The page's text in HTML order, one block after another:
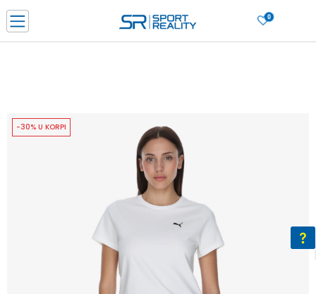
0
CLICK & COLLECT Platite karticom online i preuzmite u prodavnici po vašem
izboru
SAZNAJTE VIŠE
-30% U KORPI